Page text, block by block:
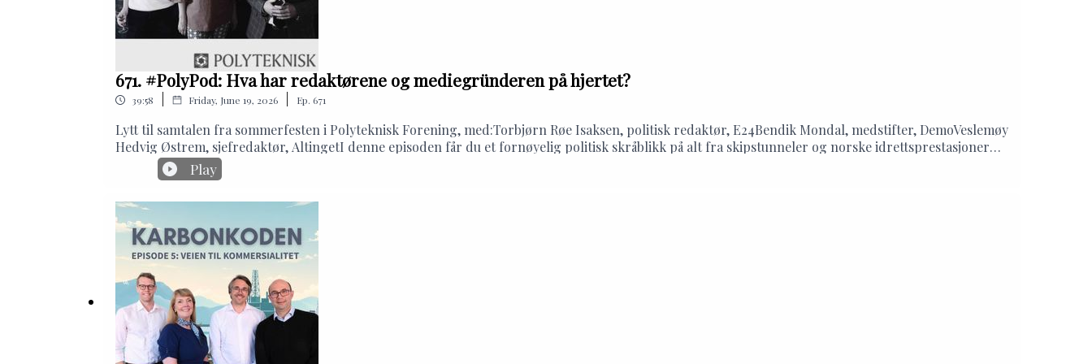
671. #PolyPod: Hva har redaktørene og mediegründeren på hjertet?
39:58 Friday, June 19, 2026 Ep. 671
Lytt til samtalen fra sommerfesten i Polyteknisk Forening, med:Torbjørn Røe Isaksen, politisk redaktør, E24Bendik Mondal, medstifter, DemoVeslemøy
Hedvig Østrem, sjefredaktør, AltingetI denne episoden får du et fornøyelig politisk skråblikk på alt fra skipstunneler og norske idrettsprestasjoner
(og andre prestasjoner), via havvind og politiske identitetskriser til teknologikritisk ungdom.
Play